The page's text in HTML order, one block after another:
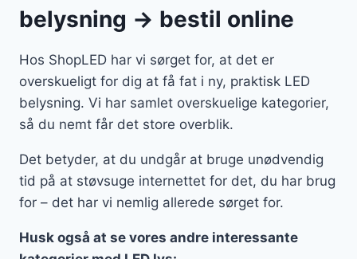
belysning → bestil online
Hos ShopLED har vi sørget for, at det er
overskueligt for dig at få fat i ny, praktisk LED
belysning. Vi har samlet overskuelige kategorier,
så du nemt får det store overblik.
Det betyder, at du undgår at bruge unødvendig
tid på at støvsuge internettet for det, du har brug
for – det har vi nemlig allerede sørget for.
Husk også at se vores andre interessante